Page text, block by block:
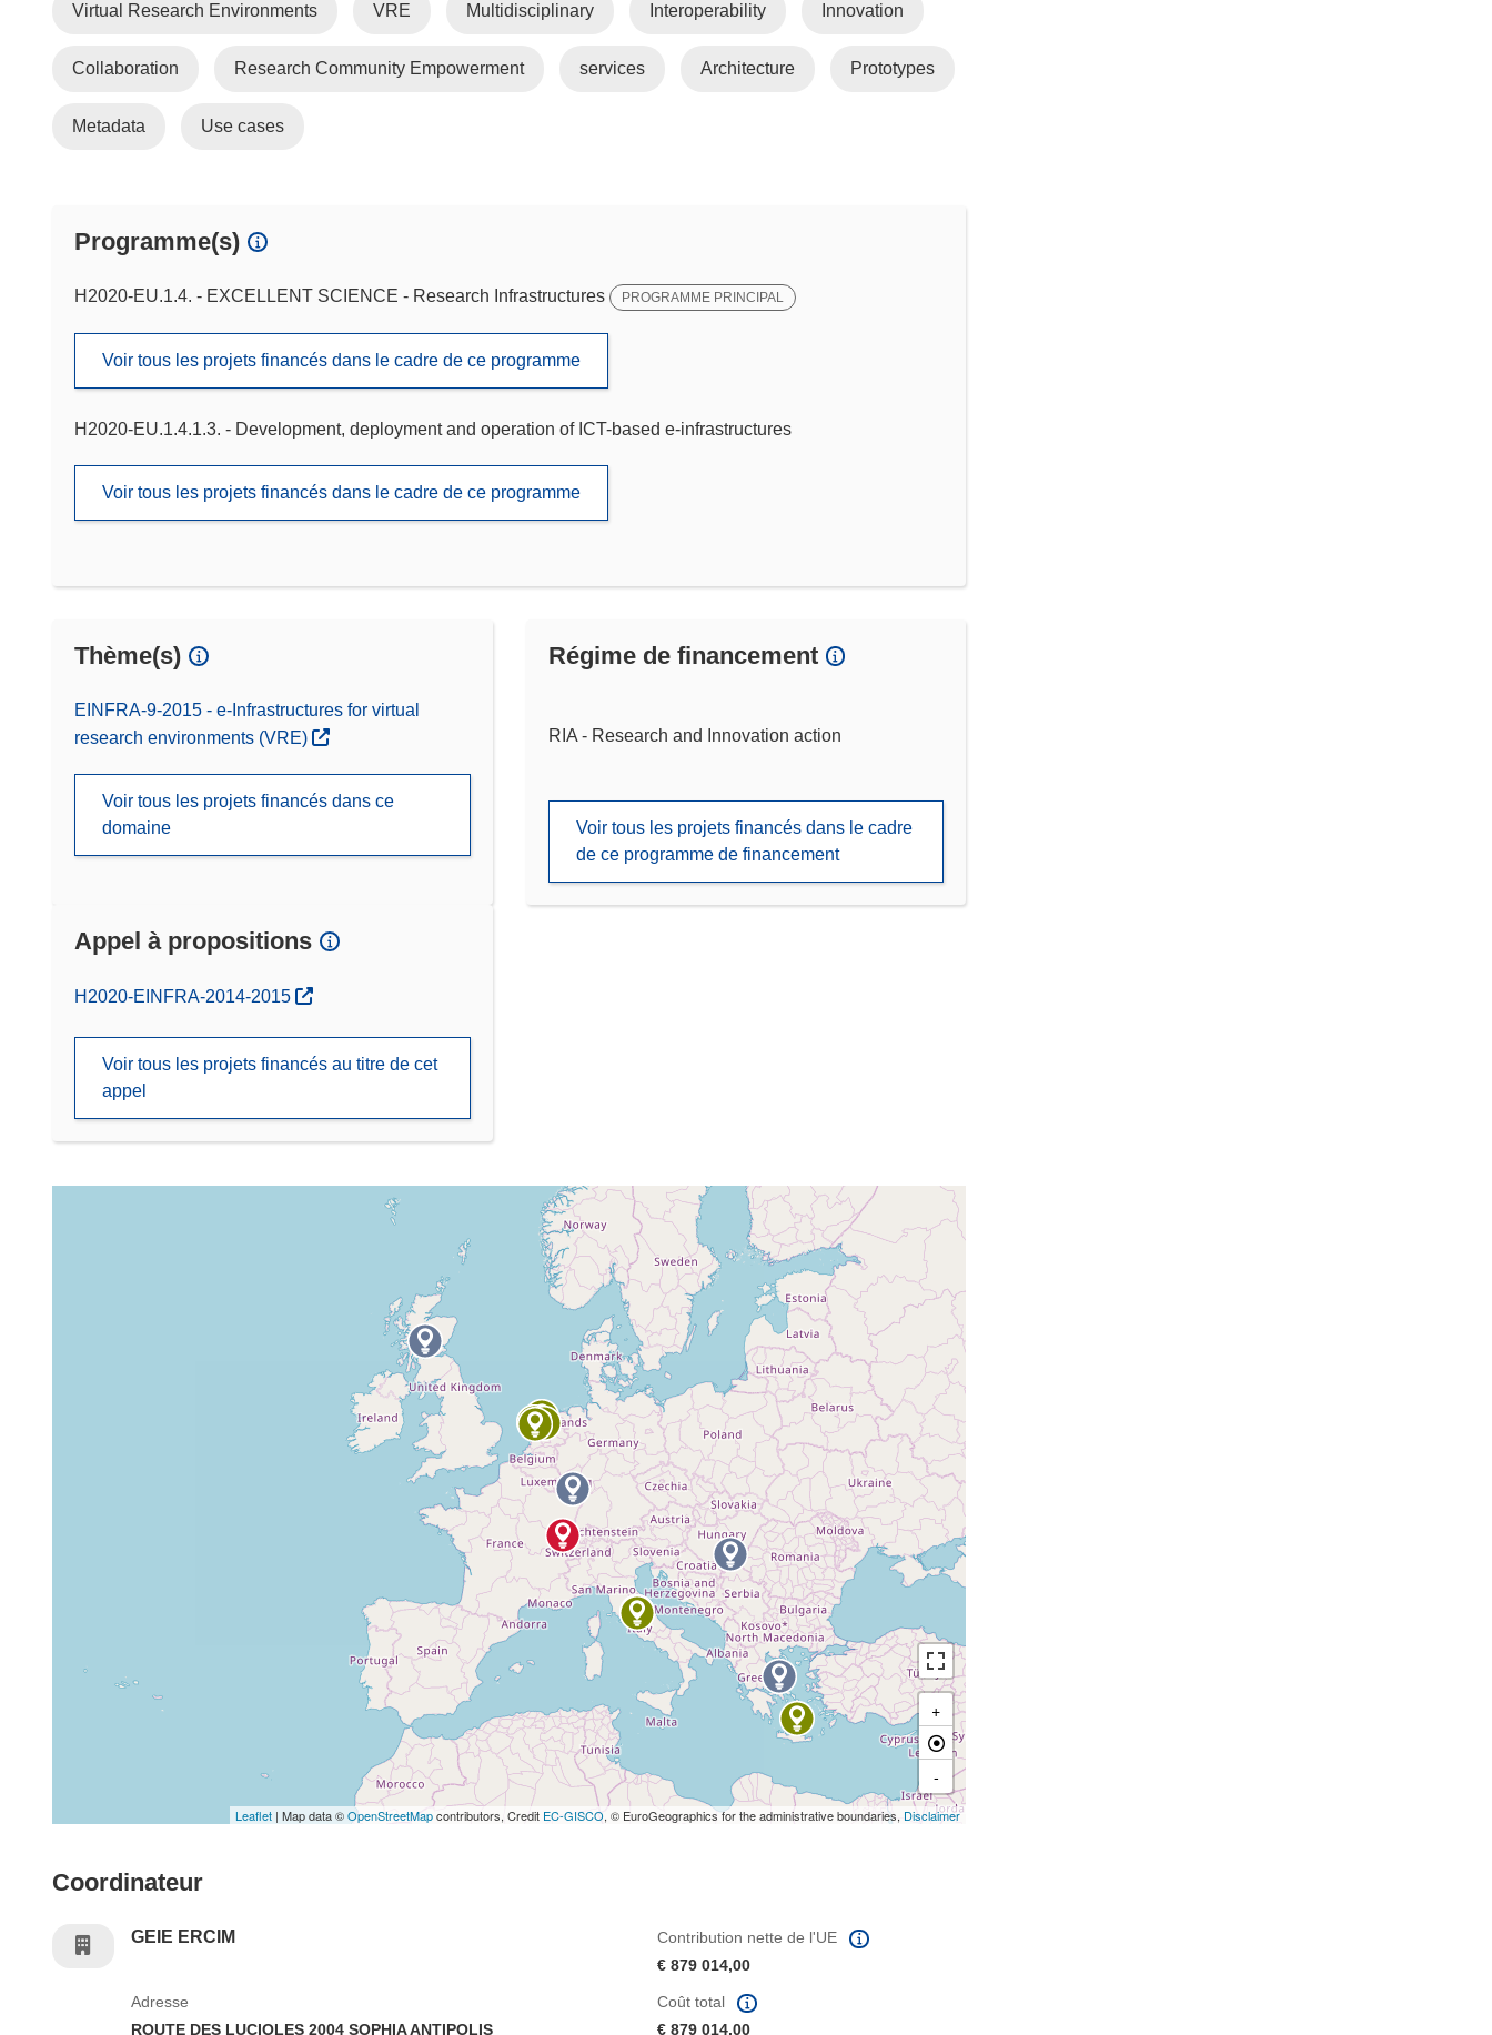
Virtual Research Environments VRE Multidisciplinary Interoperability Innovation
Collaboration Research Community Empowerment services Architecture Prototypes
Metadata Use cases
Programme(s)
H2020-EU.1.4. - EXCELLENT SCIENCE - Research Infrastructures PROGRAMME PRINCIPAL
Voir tous les projets financés dans le cadre de ce programme
H2020-EU.1.4.1.3. - Development, deployment and operation of ICT-based e-infrastructures
Voir tous les projets financés dans le cadre de ce programme
Thème(s)
EINFRA-9-2015 - e-Infrastructures for virtual
research environments (VRE)
Voir tous les projets financés dans ce
domaine
Régime de financement
RIA - Research and Innovation action
Voir tous les projets financés dans le cadre
de ce programme de financement
Appel à propositions
(s’ouvre dans une nouvelle fenêtre)
H2020-EINFRA-2014-2015
Voir tous les projets financés au titre de cet
appel
+
-
Leaflet | Map data ©OpenStreetMapcontributors, Credit EC-GISCO, © EuroGeographics for the administrative boundaries, Disclaimer
Coordinateur
GEIE ERCIM
Contribution nette de l'UE
€ 879 014,00
Adresse
ROUTE DES LUCIOLES 2004 SOPHIA ANTIPOLIS
Coût total
€ 879 014,00